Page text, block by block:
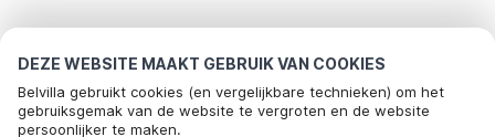
DEZE WEBSITE MAAKT GEBRUIK VAN COOKIES
Belvilla gebruikt cookies (en vergelijkbare technieken) om het
gebruiksgemak van de website te vergroten en de website
persoonlijker te maken.
Meest populaire bestemmingen voor
vakantie
Top steden met top voorzieningen voor vakantie